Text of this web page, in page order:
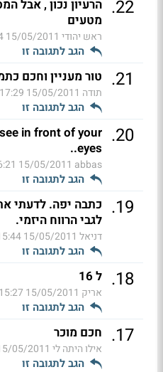
22
. הרעיון נכון , אבל
מטעים
ראש יהודי 15/05/2011 17:54
הגב לתגובה זו
21
. טור מעניין וחכם
תודה 15/05/2011 17:29
הגב לתגובה זו
20
.
in front of your
eyes..
abbas
15/05/2011 16:21
הגב לתגובה זו
19
. כתבה יפה. לדעתי
לגבי הרווח היזמי.
דניאל 15/05/2011 15:44
הגב לתגובה זו
18
. ל 16
אריק 15/05/2011 15:27
הגב לתגובה זו
17
. חכם מוכר
אילו היתה לי 05/2011 15:20
הגב לתגובה זו